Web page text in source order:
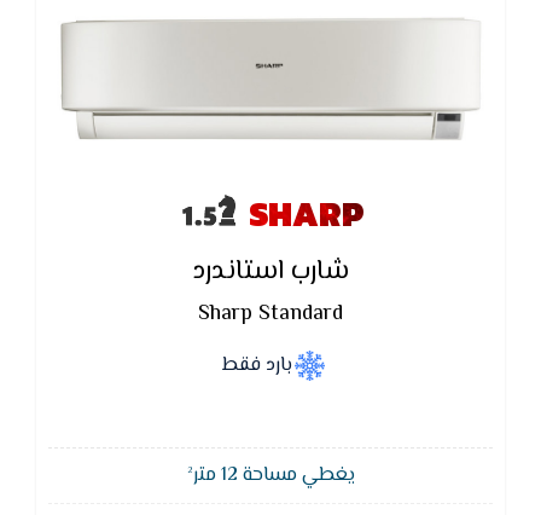
SHARP
شارب استاندرد
Sharp Standard
بارد فقط
يغطي مساحة 12 متر²